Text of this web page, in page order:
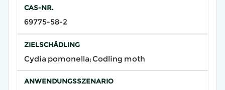
CAS-NR.
69775-58-2
ZIELSCHÄDLING
Cydia pomonella; Codling moth
ANWENDUNGSSZENARIO